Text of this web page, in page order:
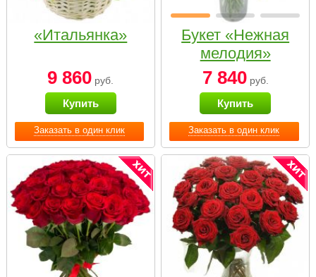
Заказать в один клик
«Итальянка»
9 860 руб.
Купить
Заказать в один клик
Букет «Нежная
мелодия»
7 840руб.
Купить